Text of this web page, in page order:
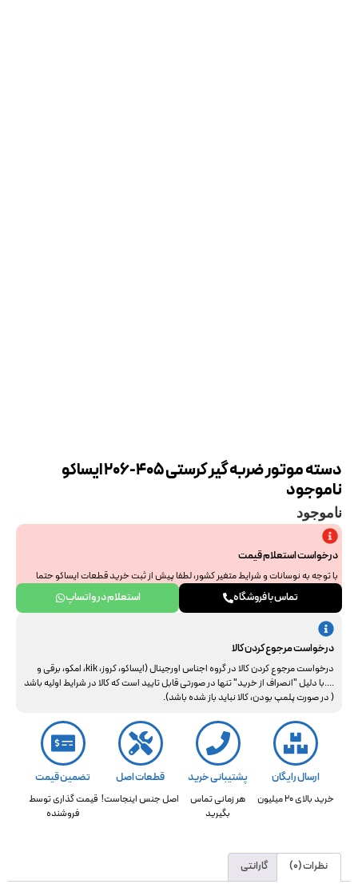
دسته موتور ضربه گیر کرستی 405-206 ایساکو
ناموجود
ناموجود
درخواست استعلام قیمت
با توجه به نوسانات و شرایط متغیر کشور، لطفا پیش از ثبت خرید قطعات ایساکو حتما
جهت استعلام نهایی با ما هماهنگ فرمایید. از همراهی و درک شما سپاسگزاریم.
تماس با فروشگاه استعلام در واتساپ
درخواست مرجوع کردن کالا
درخواست مرجوع کردن کالا در گروه اجناس اورجینال (ایساکو، کروز، kik، امکو، برقی و
....با دلیل "انصراف از خرید" تنها در صورتی قابل تایید است که کالا در شرایط اولیه باشد
( در صورت پلمپ بودن، کالا نباید باز شده باشد).
ارسال رایگان
خرید بالای 20 میلیون
پشتیبانی خرید
هر زمانی تماس
بگیرید
قطعات اصل
اصل جنس اینجاست!
تضمین قیمت
قیمت گذاری توسط
فروشنده
نظرات (0) گارانتی